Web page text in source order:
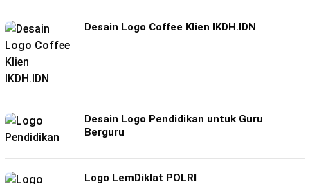
Desain Logo Coffee Klien IKDH.IDN
Desain Logo Pendidikan untuk Guru
Berguru
Logo LemDiklat POLRI